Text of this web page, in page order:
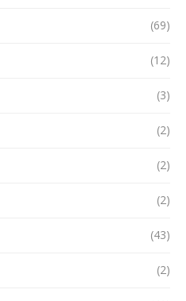
(69)
(12)
(3)
(2)
(2)
(2)
(43)
(2)